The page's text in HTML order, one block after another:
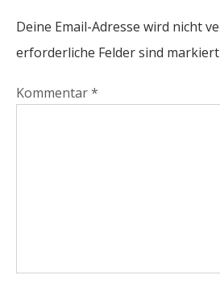
Deine Email-Adresse wird nicht
erforderliche Felder sind markiert
Kommentar*